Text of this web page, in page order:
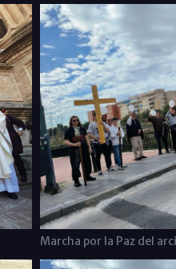
Marcha por la Paz del